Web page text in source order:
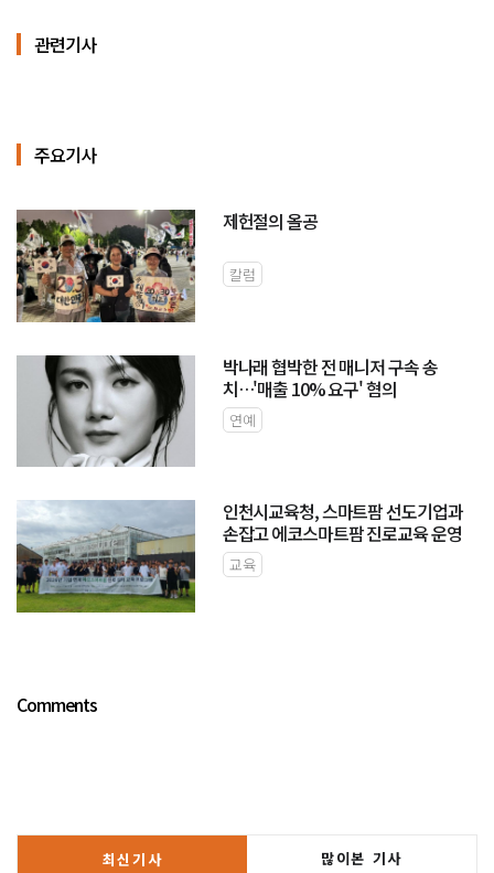
관련기사
주요기사
제헌절의 올공
칼럼
박나래 협박한 전 매니저 구속 송
치…'매출 10% 요구' 혐의
연예
인천시교육청, 스마트팜 선도기업과
손잡고 에코스마트팜 진로교육 운영
교육
Comments
최신기사 많이본 기사